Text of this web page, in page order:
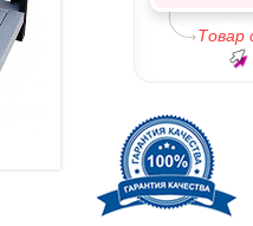
Товар